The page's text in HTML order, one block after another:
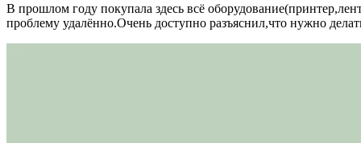
В прошлом году покупала здесь всё
проблему удалённо.Очень доступно разъяснил,что нужно